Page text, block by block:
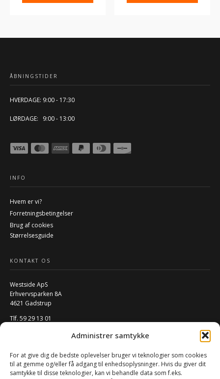
Administrer samtykke
For at give dig de bedste oplevelser bruger vi teknologier som cookies
til at gemme og/eller få adgang til enhedsoplysninger. Hvis du giver dit
samtykke til disse teknologier, kan vi behandle data som f.eks.
ÅBNINGSTIDER
HVERDAGE: 9:00 - 17:30
LØRDAGE: 9:00 - 13:00
INFO
Hvem er vi?
Forretningsbetingelser
Brug af cookies
Størrelsesguide
KONTAKT OS
Westside ApS
Erhvervsparken 8A
4621 Gadstrup
Tlf. 59 29 13 01
FØLG OS PÅ SOCIALE MEDIER